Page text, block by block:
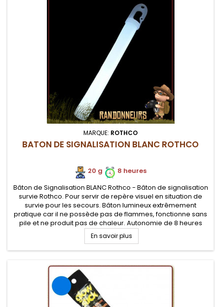
MARQUE: ROTHCO
BATON DE SIGNALISATION BLANC ROTHCO
20 g
8 heures
Bâton de Signalisation BLANC Rothco - Bâton de signalisation
survie Rothco. Pour servir de repère visuel en situation de
survie pour les secours. Bâton lumineux extrêmement
pratique car il ne possède pas de flammes, fonctionne sans
pile et ne produit pas de chaleur. Autonomie de 8 heures
En savoir plus